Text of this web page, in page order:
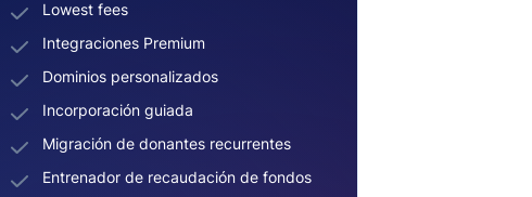
Lowest fees
Integraciones Premium
Dominios personalizados
Incorporación guiada
Migración de donantes recurrentes
Entrenador de recaudación de fondos